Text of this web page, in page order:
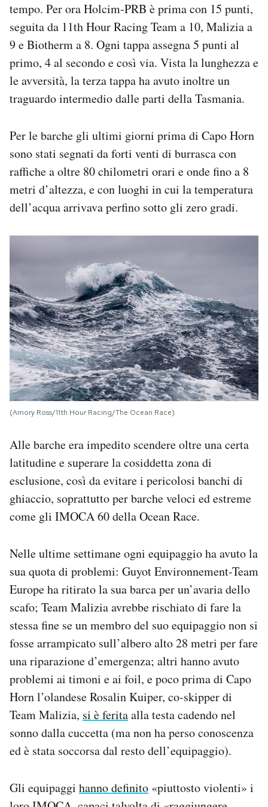
tempo. Per ora Holcim-PRB è prima con 15 punti,
seguita da 11th Hour Racing Team a 10, Malizia a
9 e Biotherm a 8. Ogni tappa assegna 5 punti al
primo, 4 al secondo e così via. Vista la lunghezza e
le avversità, la terza tappa ha avuto inoltre un
traguardo intermedio dalle parti della Tasmania.
Per le barche gli ultimi giorni prima di Capo Horn
sono stati segnati da forti venti di burrasca con
raffiche a oltre 80 chilometri orari e onde fino a 8
metri d’altezza, e con luoghi in cui la temperatura
dell’acqua arrivava perfino sotto gli zero gradi.
(Amory Ross/11th Hour Racing/The Ocean Race)
Alle barche era impedito scendere oltre una certa
latitudine e superare la cosiddetta zona di
esclusione, così da evitare i pericolosi banchi di
ghiaccio, soprattutto per barche veloci ed estreme
come gli IMOCA 60 della Ocean Race.
Nelle ultime settimane ogni equipaggio ha avuto la
sua quota di problemi: Guyot Environnement-Team
Europe ha ritirato la sua barca per un’avaria dello
scafo; Team Malizia avrebbe rischiato di fare la
stessa fine se un membro del suo equipaggio non si
fosse arrampicato sull’albero alto 28 metri per fare
una riparazione d’emergenza; altri hanno avuto
problemi ai timoni e ai foil, e poco prima di Capo
Horn l’olandese Rosalin Kuiper, co-skipper di
Team Malizia, si è feritaalla testa cadendo nel
sonno dalla cuccetta (ma non ha perso conoscenza
ed è stata soccorsa dal resto dell’equipaggio).
Gli equipaggi hanno definito «piuttosto violenti» i